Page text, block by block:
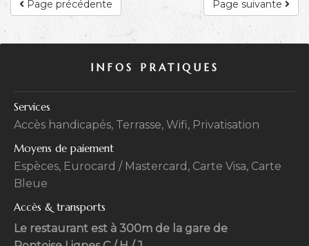
Page suivante
Page précédente
INFOS PRATIQUES
Services
Accès handicapés, Terrasse, Wifi, Privatisation
Moyens de paiement
Espèces, Eurocard / Mastercard, Carte Visa, Carte
Bleue
Accès & transports
Le restaurant est à 300m de la gare de